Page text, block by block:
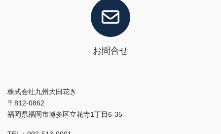
お問合せ
株式会社九州大田花き
〒812-0862
福岡県福岡市博多区立花寺1丁目6-35